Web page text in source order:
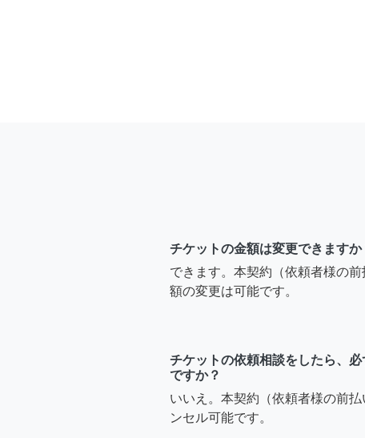
チケットの金額は変更できますか
できます。本契約（依頼者様の
額の変更は可能です。
チケットの依頼相談をしたら、
ですか？
いいえ。本契約（依頼者様の前
ンセル可能です。